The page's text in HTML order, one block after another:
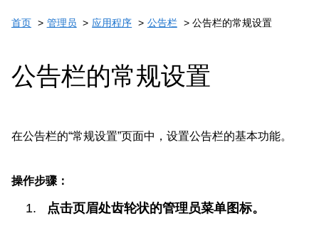
首页 管理员 应用程序 公告栏 公告栏的常规设置
公告栏的常规设置
在公告栏的“常规设置”页面中，设置公告栏的基本功能。
操作步骤：
点击页眉处齿轮状的管理员菜单图标。